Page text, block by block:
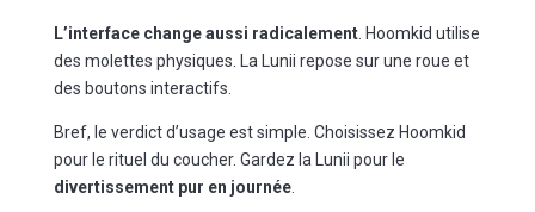
L’interface change aussi radicalement. Hoomkid utilise
des molettes physiques. La Lunii repose sur une roue et
des boutons interactifs.
Bref, le verdict d’usage est simple. Choisissez Hoomkid
pour le rituel du coucher. Gardez la Lunii pour le
divertissement pur en journée.